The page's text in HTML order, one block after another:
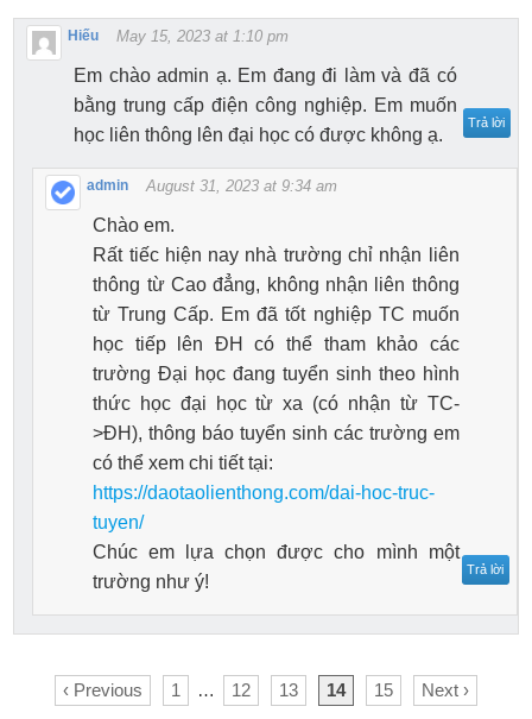
Hiếu May 15, 2023 at 1:10 pm
Em chào admin ạ. Em đang đi làm và đã có
bằng trung cấp điện công nghiệp. Em muốn
học liên thông lên đại học có được không ạ.
Trả lời
admin August 31, 2023 at 9:34 am
Chào em.
Rất tiếc hiện nay nhà trường chỉ nhận liên
thông từ Cao đẳng, không nhận liên thông
từ Trung Cấp. Em đã tốt nghiệp TC muốn
học tiếp lên ĐH có thể tham khảo các
trường Đại học đang tuyển sinh theo hình
thức học đại học từ xa (có nhận từ TC-
>ĐH), thông báo tuyển sinh các trường em
có thể xem chi tiết tại:
https://daotaolienthong.com/dai-hoc-truc-
tuyen/
Chúc em lựa chọn được cho mình một
trường như ý!
Trả lời
‹ Previous 1 … 12 13 14 15 Next ›